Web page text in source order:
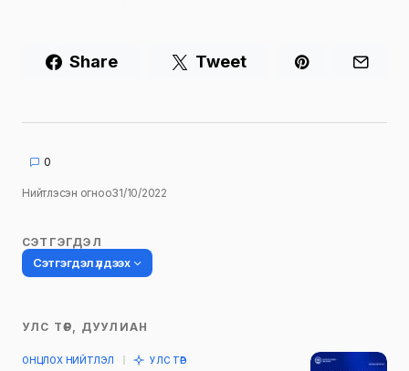
Share Tweet
0
Нийтлэсэн огноо31/10/2022
СЭТГЭГДЭЛ
Сэтгэгдэл үлдээх
Таны имэйл хаягийг нийтлэхгүй.
УЛС ТӨР, ДУУЛИАН
ОНЦЛОХ НИЙТЛЭЛ УЛС ТӨР